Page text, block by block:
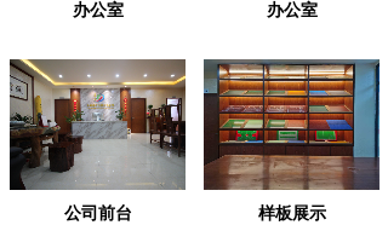
办公室 办公室
公司前台 样板展示